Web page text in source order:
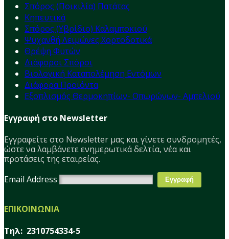
Σπόρος (Ποικιλία) Πατάτας
Κηπευτικά
Σπόρος (Υβρίδιο) Καλαμποκιού
Ψυχανθή Λειμώνες Χορτοδοτικά
Θρέψη Φυτών
Διάφοροι Σπόροι
Βιολογική Καταπολέμηση Εντόμων
Διάφορα Προϊόντα
Εξοπλισμός Θερμοκηπίων- Οπωρώνων- Αμπελιού
Εγγραφή στο Newsletter
Εγγραφείτε στο Νewsletter μας και γίνετε συνδρομητές,
ώστε να λαμβάνετε ενημερωτικά δελτία, νέα και
προτάσεις της εταιρείας.
Email Address
ΕΠΙΚΟΙΝΩΝΙΑ
Τηλ: 2310754334-5